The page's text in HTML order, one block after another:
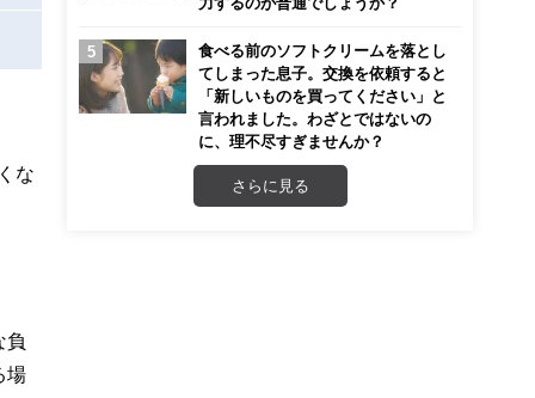
な
負
場
食べる前のソフトクリームを落とし
てしまった息子。交換を依頼すると
「新しいものを買ってください」と
言われました。わざとではないの
に、理不尽すぎませんか？
さらに見る